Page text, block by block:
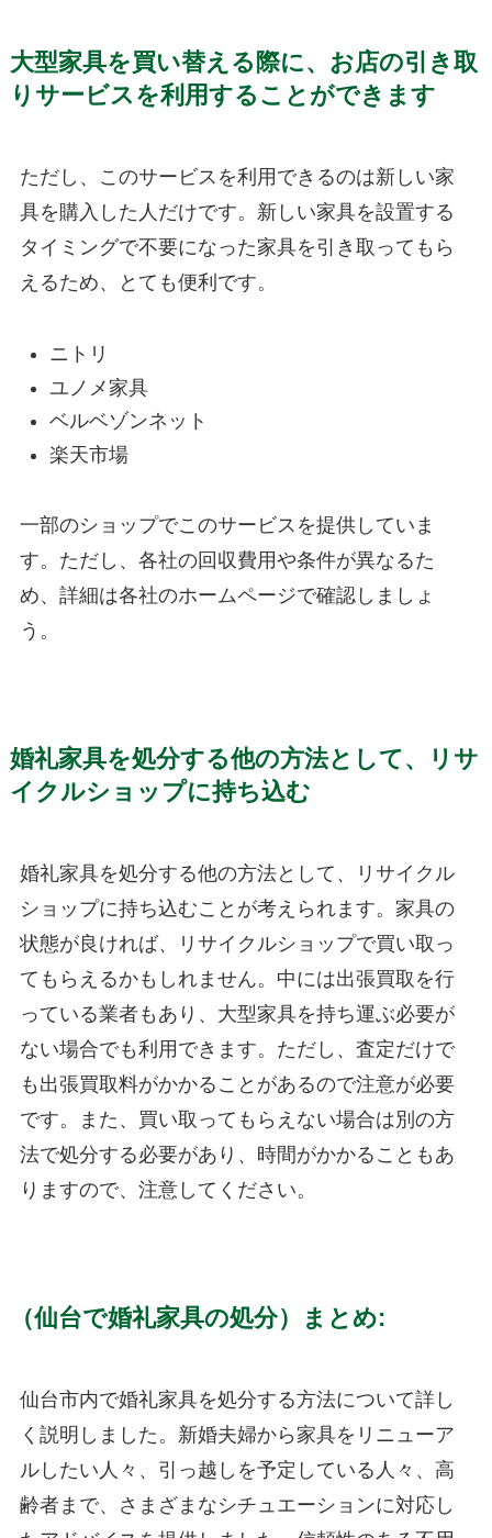
大型家具を買い替える際に、お店の引き取
りサービスを利用することができます
ただし、このサービスを利用できるのは新しい家
具を購入した人だけです。新しい家具を設置する
タイミングで不要になった家具を引き取ってもら
えるため、とても便利です。
ニトリ
ユノメ家具
ベルベゾンネット
楽天市場
一部のショップでこのサービスを提供していま
す。ただし、各社の回収費用や条件が異なるた
め、詳細は各社のホームページで確認しましょ
う。
婚礼家具を処分する他の方法として、リサ
イクルショップに持ち込む
婚礼家具を処分する他の方法として、リサイクル
ショップに持ち込むことが考えられます。家具の
状態が良ければ、リサイクルショップで買い取っ
てもらえるかもしれません。中には出張買取を行
っている業者もあり、大型家具を持ち運ぶ必要が
ない場合でも利用できます。ただし、査定だけで
も出張買取料がかかることがあるので注意が必要
です。また、買い取ってもらえない場合は別の方
法で処分する必要があり、時間がかかることもあ
りますので、注意してください。
（仙台で婚礼家具の処分）まとめ:
仙台市内で婚礼家具を処分する方法について詳し
く説明しました。新婚夫婦から家具をリニューア
ルしたい人々、引っ越しを予定している人々、高
齢者まで、さまざまなシチュエーションに対応し